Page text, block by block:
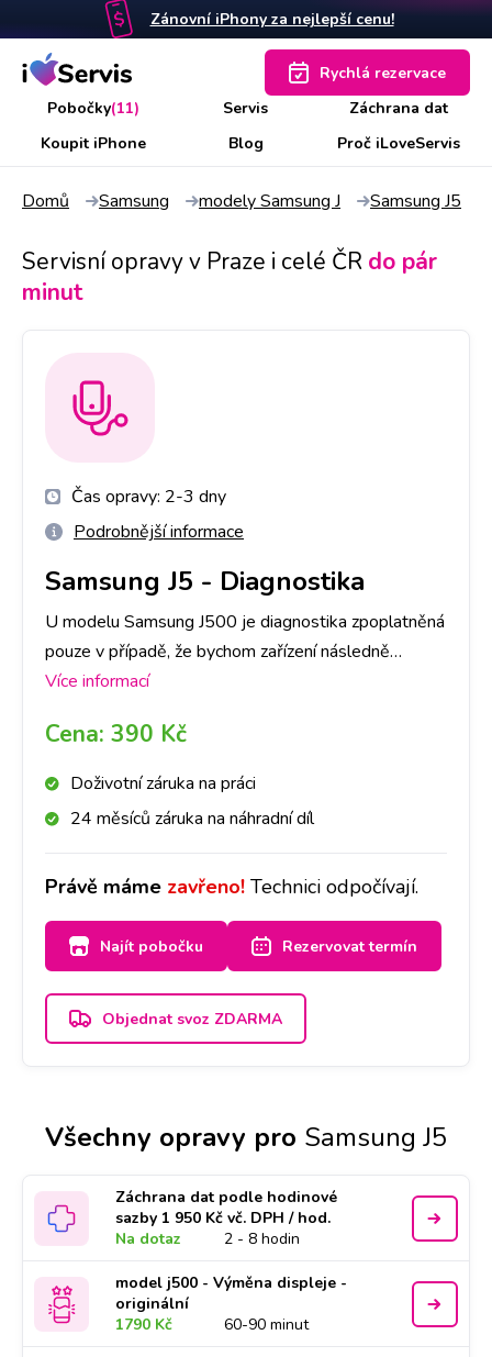
Zánovní iPhony za nejlepší cenu!
Pobočky(11) Servis
Záchrana dat
Koupit iPhone
Blog Proč iLoveServis
Rychlá rezervace
Domů Samsung modely Samsung J Samsung J5
Servisní opravy v Praze i celé ČR do pár
minut
Čas opravy: 2-3 dny
Podrobnější informace
Samsung J5 - Diagnostika
U modelu Samsung J500 je diagnostika zpoplatněná
pouze v případě, že bychom zařízení následně
neopravovali a to částkou dle ceníku. V opačném
nutné provedení diagnostiky u nás na pobočce,
abychom dokázali přesně určit, co danou závadu
způsobuje. Následně, po jejím provedení, se s Vámi
spojíme a domluvíme se ohledně dalšího postupu
nebudeme. Při diagnostice záleží také na míře
poškození Vašeho Samsung J500, časově cca na 1-3
dny.
Více informací
Cena: 390 Kč
Doživotní záruka na práci
24 měsíců záruka na náhradní díl
Právě máme zavřeno! Technici odpočívají.
Najít pobočku Rezervovat termín
Objednat svoz ZDARMA
Všechny opravy pro Samsung J5
Záchrana dat podle hodinové
sazby 1 950 Kč vč. DPH / hod.
Na dotaz
2 - 8 hodin
model j500 - Výměna displeje -
originální
1790 Kč
60-90 minut